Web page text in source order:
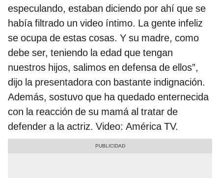
especulando, estaban diciendo por ahí que se
había filtrado un video íntimo. La gente infeliz
se ocupa de estas cosas. Y su madre, como
debe ser, teniendo la edad que tengan
nuestros hijos, salimos en defensa de ellos”,
dijo la presentadora con bastante indignación.
Además, sostuvo que ha quedado enternecida
con la reacción de su mamá al tratar de
defender a la actriz. Video: América TV.